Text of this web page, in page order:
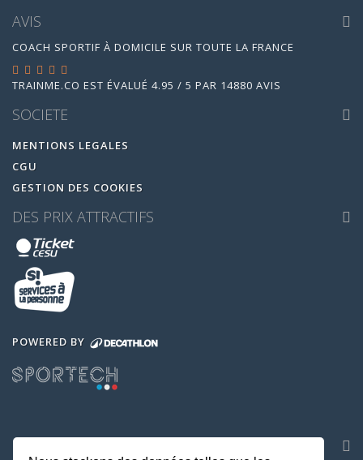
AVIS
COACH SPORTIF À DOMICILE SUR TOUTE LA FRANCE
TRAINME.CO EST ÉVALUÉ 4.95 / 5 PAR 14880 AVIS
SOCIETE
MENTIONS LEGALES
CGU
GESTION DES COOKIES
DES PRIX ATTRACTIFS
POWERED BY